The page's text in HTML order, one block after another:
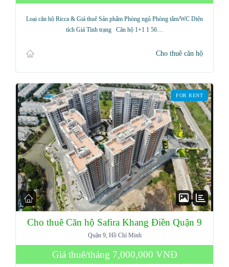
Loại căn hộ Ricca & Giá thuê Sản phẩm Phòng ngủ Phòng tắm/WC Diện
tích Giá Tình trạng Căn hộ 1+1 1 56…
Cho thuê căn hộ
FOR RENT
Cho thuê Căn hộ Safira Khang Điền Quận 9
Quận 9, Hồ Chí Minh
Giá thuê/tháng 7,000,000 VNĐ